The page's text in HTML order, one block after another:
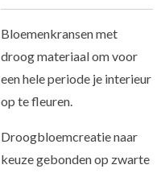
Bloemenkransen met
droog materiaal om voor
een hele periode je interieur
op te fleuren.
Droogbloemcreatie naar
keuze gebonden op zwarte